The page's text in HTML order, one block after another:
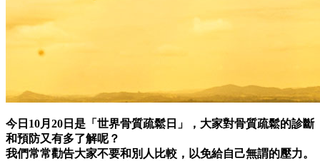
今日10月20日是「世界骨質疏鬆日」，大家對骨質疏鬆的診斷
和預防又有多了解呢？
我們常常勸告大家不要和別人比較，以免給自己無謂的壓力。